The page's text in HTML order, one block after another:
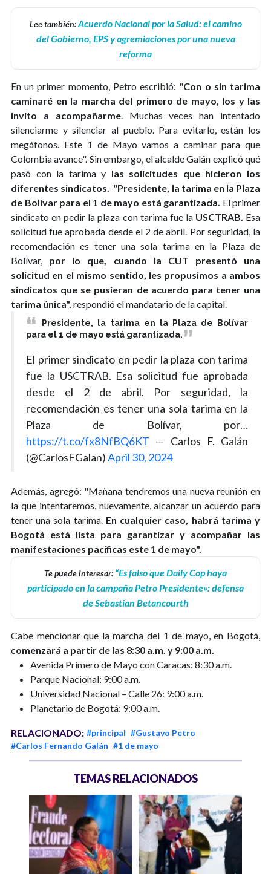
Lee también:Acuerdo Nacional por la Salud: el camino
del Gobierno, EPS y agremiaciones por una nueva
reforma
En un primer momento, Petro escribió: "Con o sin tarima
caminaré en la marcha del primero de mayo, los y las
invito a acompañarme. Muchas veces han intentado
silenciarme y silenciar al pueblo. Para evitarlo, están los
megáfonos. Este 1 de Mayo vamos a caminar para que
Colombia avance". Sin embargo, el alcalde Galán explicó qué
pasó con la tarima y las solicitudes que hicieron los
diferentes sindicatos. "Presidente, la tarima en la Plaza
de Bolívar para el 1 de mayo está garantizada. El primer
sindicato en pedir la plaza con tarima fue la USCTRAB. Esa
solicitud fue aprobada desde el 2 de abril. Por seguridad, la
recomendación es tener una sola tarima en la Plaza de
Bolívar, por lo que, cuando la CUT presentó una
solicitud en el mismo sentido, les propusimos a ambos
sindicatos que se pusieran de acuerdo para tener una
tarima única", respondió el mandatario de la capital.
Presidente, la tarima en la Plaza de Bolívar
para el 1 de mayo está garantizada.
El primer sindicato en pedir la plaza con tarima
fue la USCTRAB. Esa solicitud fue aprobada
desde el 2 de abril. Por seguridad, la
recomendación es tener una sola tarima en la
Plaza de Bolívar, por…
https://t.co/fx8NfBQ6KT — Carlos F. Galán
(@CarlosFGalan)April 30, 2024
Además, agregó: "Mañana tendremos una nueva reunión en
la que intentaremos, nuevamente, alcanzar un acuerdo para
tener una sola tarima. En cualquier caso, habrá tarima y
Bogotá está lista para garantizar y acompañar las
manifestaciones pacíficas este 1 de mayo".
Te puede interesar: “Es falso que Daily Cop haya
participado en la campaña Petro Presidente»: defensa
de Sebastian Betancourth
Cabe mencionar que la marcha del 1 de mayo, en Bogotá,
comenzará a partir de las 8:30 a.m. y 9:00 a.m.
Avenida Primero de Mayo con Caracas: 8:30 a.m.
Parque Nacional: 9:00 a.m.
Universidad Nacional – Calle 26: 9:00 a.m.
Planetario de Bogotá: 9:00 a.m.
RELACIONADO: #principal #Gustavo Petro
#Carlos Fernando Galán #1 de mayo
TEMAS RELACIONADOS